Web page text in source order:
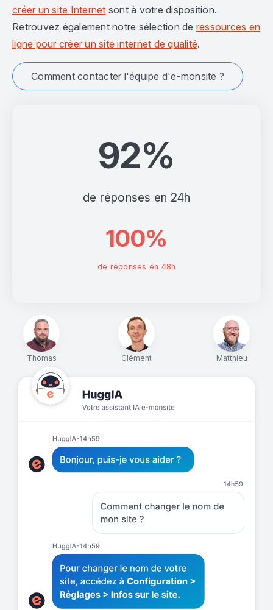
Thomas Clément Matthieu
92%
de réponses en 24h
100%
de réponses en 48h
créer un site Internet sont à votre disposition.
Retrouvez également notre sélection de ressources en
ligne pour créer un site internet de qualité.
Comment contacter l'équipe d'e-monsite ?